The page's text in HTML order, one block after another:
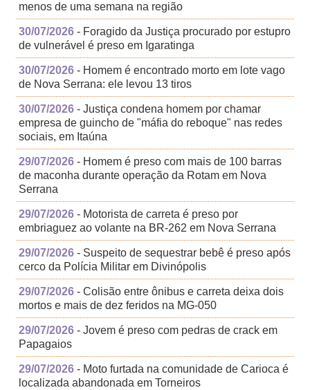
menos de uma semana na região
30/07/2026 - Foragido da Justiça procurado por estupro
de vulnerável é preso em Igaratinga
30/07/2026 - Homem é encontrado morto em lote vago
de Nova Serrana: ele levou 13 tiros
30/07/2026 - Justiça condena homem por chamar
empresa de guincho de "máfia do reboque" nas redes
sociais, em Itaúna
29/07/2026 - Homem é preso com mais de 100 barras
de maconha durante operação da Rotam em Nova
Serrana
29/07/2026 - Motorista de carreta é preso por
embriaguez ao volante na BR-262 em Nova Serrana
29/07/2026 - Suspeito de sequestrar bebê é preso após
cerco da Polícia Militar em Divinópolis
29/07/2026 - Colisão entre ônibus e carreta deixa dois
mortos e mais de dez feridos na MG-050
29/07/2026 - Jovem é preso com pedras de crack em
Papagaios
29/07/2026 - Moto furtada na comunidade de Carioca é
localizada abandonada em Torneiros